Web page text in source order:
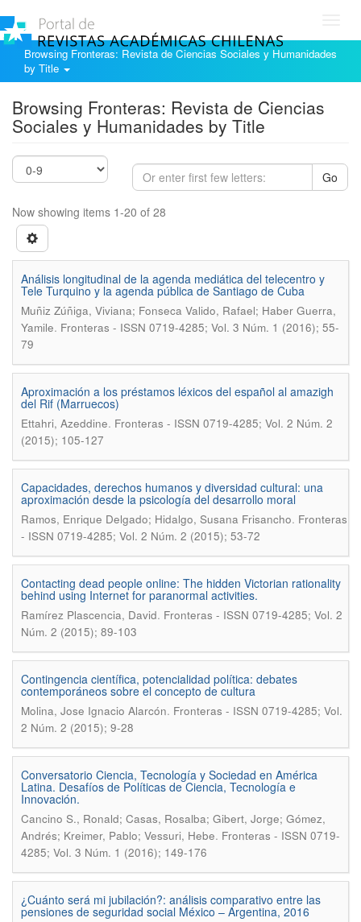
Browsing Fronteras: Revista de Ciencias Sociales y Humanidades
by Title
Browsing Fronteras: Revista de Ciencias
Sociales y Humanidades by Title
Go
Now showing items 1-20 of 28
Análisis longitudinal de la agenda mediática del telecentro y
Tele Turquino y la agenda pública de Santiago de Cuba
Muñiz Zúñiga, Viviana; Fonseca Valido, Rafael; Haber Guerra,
Yamile. Fronteras - ISSN 0719-4285; Vol. 3 Núm. 1 (2016); 55-
79
Aproximación a los préstamos léxicos del español al amazigh
del Rif (Marruecos)
Ettahri, Azeddine. Fronteras - ISSN 0719-4285; Vol. 2 Núm. 2
(2015); 105-127
Capacidades, derechos humanos y diversidad cultural: una
aproximación desde la psicología del desarrollo moral
Ramos, Enrique Delgado; Hidalgo, Susana Frisancho. Fronteras
- ISSN 0719-4285; Vol. 2 Núm. 2 (2015); 53-72
Contacting dead people online: The hidden Victorian rationality
behind using Internet for paranormal activities.
Ramírez Plascencia, David. Fronteras - ISSN 0719-4285; Vol. 2
Núm. 2 (2015); 89-103
Contingencia científica, potencialidad política: debates
contemporáneos sobre el concepto de cultura
Molina, Jose Ignacio Alarcón. Fronteras - ISSN 0719-4285; Vol.
2 Núm. 2 (2015); 9-28
Conversatorio Ciencia, Tecnología y Sociedad en América
Latina. Desafíos de Políticas de Ciencia, Tecnología e
Innovación.
Cancino S., Ronald; Casas, Rosalba; Gibert, Jorge; Gómez,
Andrés; Kreimer, Pablo; Vessuri, Hebe. Fronteras - ISSN 0719-
4285; Vol. 3 Núm. 1 (2016); 149-176
¿Cuánto será mi jubilación?: análisis comparativo entre las
pensiones de seguridad social México – Argentina, 2016